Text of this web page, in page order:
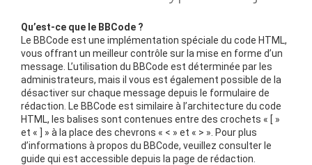
Qu’est-ce que le BBCode ?
Le BBCode est une implémentation spéciale du code HTML,
vous offrant un meilleur contrôle sur la mise en forme d’un
message. L’utilisation du BBCode est déterminée par les
administrateurs, mais il vous est également possible de la
désactiver sur chaque message depuis le formulaire de
rédaction. Le BBCode est similaire à l’architecture du code
HTML, les balises sont contenues entre des crochets « [ »
et « ] » à la place des chevrons « < » et « > ». Pour plus
d’informations à propos du BBCode, veuillez consulter le
guide qui est accessible depuis la page de rédaction.